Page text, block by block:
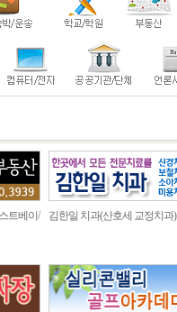
트베이/
김한일 치과(산호세 교정치과)